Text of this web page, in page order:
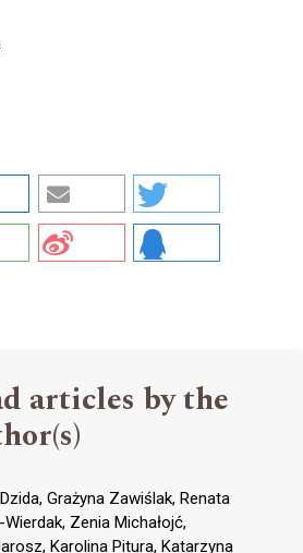
articles by the
Grażyna Zawiślak, Renata
Zenia Michałojć,
Karolina Pitura, Katarzyna